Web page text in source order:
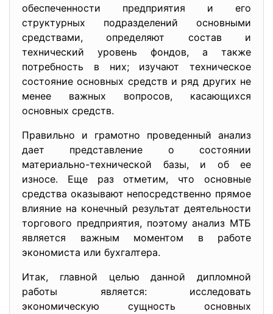
обеспеченности предприятия и его
структурных подраз­делений основными
средствами, определяют соста­в и
технический уровень фондов, а также
потребность в них; изу­чают техническое
состояние основных средств и ряд других не
менее важных вопросов, касающихся
основных средств.
Правильно и грамотно проведенный анализ
дает представление о состоянии
материально-технической базы, и об ее
износе. Еще раз отметим, что основные
средства оказывают непосредственно прямое
влияние на конечный результат деятельности
торгового предприятия, поэтому анализ МТБ
является важным моментом в работе
экономиста или бухгалтера.
Итак, главной целью данной дипломной
работы является: исследовать
экономическую сущность основных